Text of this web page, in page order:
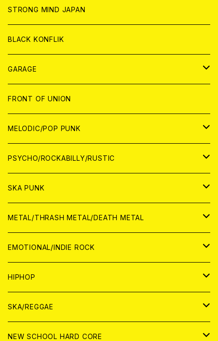
ANALOG
ANALOG
CD
ANALOG
CD
ANALOG
WORLD
CD
ANALOG
STRONG MIND JAPAN
BLACK KONFLIK
GARAGE
JAPAN
アナログ
CD
WORLD
アナログ
CD
FRONT OF UNION
MELODIC/POP PUNK
JAPAN
CD
ANALOG
WORLD
CD
ANALOG
PSYCHO/ROCKABILLY/RUSTIC
JAPAN
CD
ANALOG
WORLD
CD
ANALOG
SKA PUNK
JAPAN
CD
ANALOG
WORLD
CD
ANALOG
METAL/THRASH METAL/DEATH METAL
JAPAN
CD
ANALOG
WORLD
ANALOG
CD
EMOTIONAL/INDIE ROCK
JAPAN
CD
ANALOG
WORLD
CD
HIPHOP
JAPAN
CD
WORLD
SKA/REGGAE
JAPAN
NEW SCHOOL HARD CORE